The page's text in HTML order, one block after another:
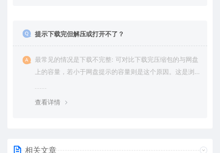
提示下载完但解压或打开不了？
最常见的情况是下载不完整: 可对比下载完压缩包的与网盘
上的容量，若小于网盘提示的容量则是这个原因。这是浏
查看详情
相关文章